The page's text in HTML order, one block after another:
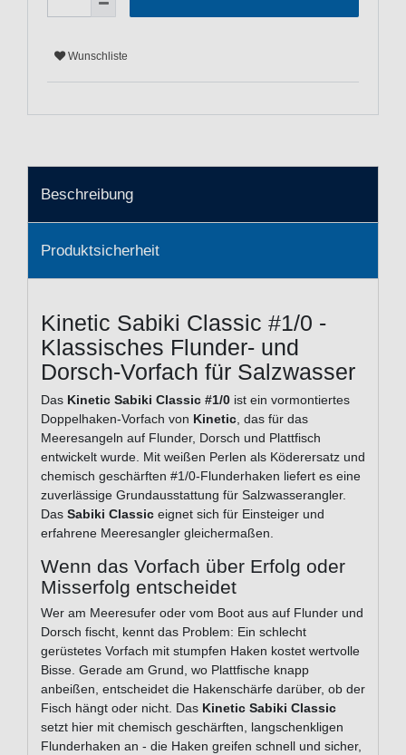
Wunschliste
Beschreibung
Produktsicherheit
Kinetic Sabiki Classic #1/0 -
Klassisches Flunder- und
Dorsch-Vorfach für Salzwasser
Das Kinetic Sabiki Classic #1/0 ist ein vormontiertes
Doppelhaken-Vorfach von Kinetic, das für das
Meeresangeln auf Flunder, Dorsch und Plattfisch
entwickelt wurde. Mit weißen Perlen als Köderersatz und
chemisch geschärften #1/0-Flunderhaken liefert es eine
zuverlässige Grundausstattung für Salz­wasser­angler.
Das Sabiki Classic eignet sich für Einsteiger und
erfahrene Meeresangler gleichermaßen.
Wenn das Vorfach über Erfolg oder
Misserfolg entscheidet
Wer am Meeresufer oder vom Boot aus auf Flunder und
Dorsch fischt, kennt das Problem: Ein schlecht
gerüstetes Vorfach mit stumpfen Haken kostet wertvolle
Bisse. Gerade am Grund, wo Plattfische knapp
anbeißen, entscheidet die Haken­schärfe darüber, ob der
Fisch hängt oder nicht. Das Kinetic Sabiki Classic
setzt hier mit chemisch geschärften, langschenkligen
Flunderhaken an - die Haken greifen schnell und sicher,